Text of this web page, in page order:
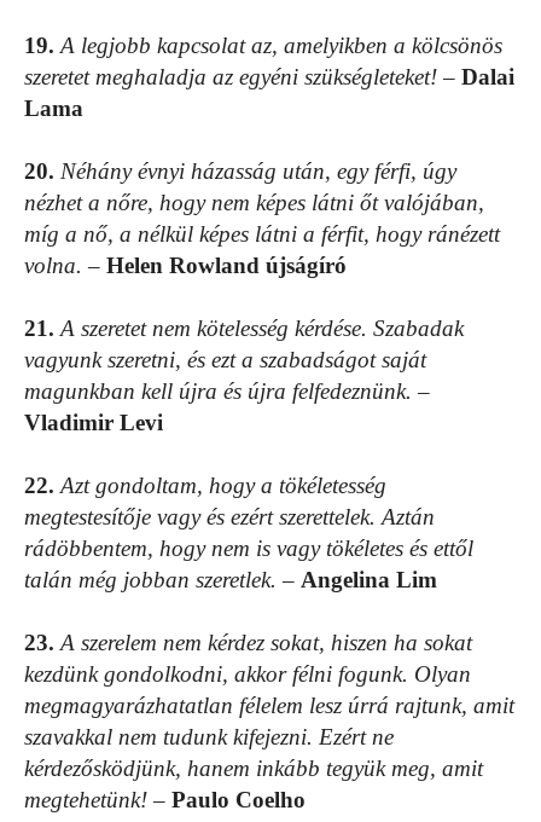
19. A legjobb kapcsolat az, amelyikben a kölcsönös
szeretet meghaladja az egyéni szükségleteket!– Dalai
Lama
20. Néhány évnyi házasság után, egy férfi, úgy
nézhet a nőre, hogy nem képes látni őt valójában,
míg a nő, a nélkül képes látni a férfit, hogy ránézett
volna. – Helen Rowland újságíró
21. A szeretet nem kötelesség kérdése. Szabadak
vagyunk szeretni, és ezt a szabadságot saját
magunkban kell újra és újra felfedeznünk. –
Vladimir Levi
22. Azt gondoltam, hogy a tökéletesség
megtestesítője vagy és ezért szerettelek. Aztán
rádöbbentem, hogy nem is vagy tökéletes és ettől
talán még jobban szeretlek. – Angelina Lim
23. A szerelem nem kérdez sokat, hiszen ha sokat
kezdünk gondolkodni, akkor félni fogunk. Olyan
megmagyarázhatatlan félelem lesz úrrá rajtunk, amit
szavakkal nem tudunk kifejezni. Ezért ne
kérdezősködjünk, hanem inkább tegyük meg, amit
megtehetünk!– Paulo Coelho